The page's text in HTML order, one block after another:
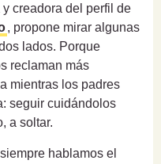
creadora del perfil de
, propone mirar algunas
lados. Porque
reclaman más
mientras los padres
seguir cuidándolos
a soltar.
hablamos el